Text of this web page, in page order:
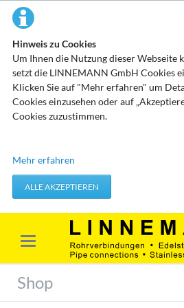
Hinweis zu Cookies
Um Ihnen die Nutzung dieser Webseite
setzt die LINNEMANN GmbH Cookies
Klicken Sie auf "Mehr erfahren" um
Cookies einzusehen oder auf
Cookies zuzustimmen.
Technisch erforderliche Cookies
werden verwendet um von Ihnen
Festlegen Ihrer
Erforderliche Cookies akzeptieren
Marketing & Analyse
ausgewertet werden. Das geschieht vor
sogenannten Analyseprogrammen. Die
Mehr erfahren
ALLE AKZEPTIEREN
Shop